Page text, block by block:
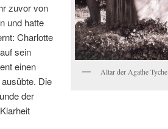
Altar der Agathe Tyche
zuvor von
und hatte
Charlotte
sein
einen
Die
der